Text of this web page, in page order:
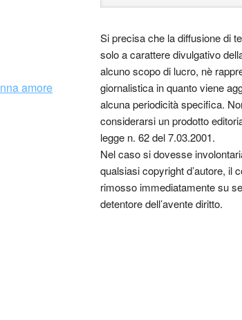
Si precisa che la diffusione di
solo a carattere divulgativo
alcuno scopo di lucro, nè
giornalistica in quanto viene
alcuna periodicità specifica.
considerarsi un prodotto
legge n. 62 del 7.03.2001.
Nel caso si dovesse
qualsiasi copyright d’autore, il
rimosso immediatamente su
detentore dell’avente diritto.